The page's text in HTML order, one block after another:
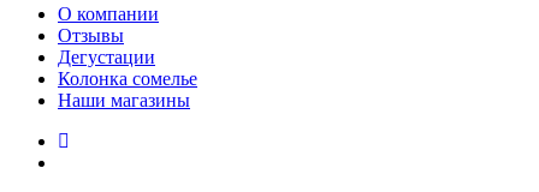
О компании
Отзывы
Дегустации
Колонка сомелье
Наши магазины